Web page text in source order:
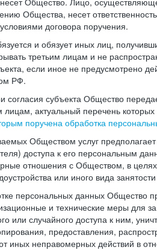
Общества, несет
договора поручения.
и обязует иных лиц,
третьим лицам и не
если иное не предусмотрено
РФ.
согласия субъекта Общество
лицам, актуальный перечень
поручена обработка
Обществом услуг
доступа к его персональным
отношения с Обществом, в
или иного вида
персональных данных Общество
и технические меры для
или случайного доступа к ним,
предоставления,
иных неправомерных действий в